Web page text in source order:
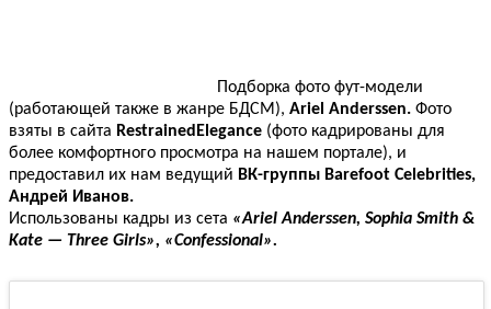
Подборка фото фут-модели
(работающей также в жанре БДСМ), Ariel Anderssen. Фото
взяты в сайта RestrainedElegance (фото кадрированы для
более комфортного просмотра на нашем портале), и
предоставил их нам ведущий ВК-группы Barefoot Celebrities,
Андрей Иванов.
Использованы кадры из сета «Ariel Anderssen, Sophia Smith &
Kate — Three Girls», «Confessional».